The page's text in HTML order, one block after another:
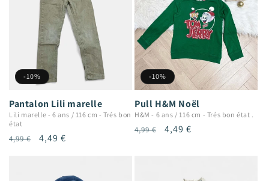
-10%
Pantalon Lili marelle
Lili marelle -6 ans / 116 cm -Trés bon
état
Prix
4,99 €
Prix
4,49 €
-10%
Pull H&M Noël
H&M - 6 ans / 116 cm - Trés bon état .
Prix
4,99 €
Prix
4,49 €